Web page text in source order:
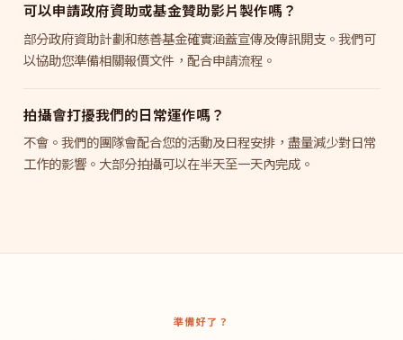
可以申請政府資助或基金贊助影片製作嗎？
部分政府資助計劃和慈善基金確實涵蓋宣傳及傳訊開支。我們可
以協助您準備相關報價文件，配合申請流程。
拍攝會打擾我們的日常運作嗎？
不會。我們的團隊會配合您的活動及日程安排，盡量減少對日常
工作的影響。大部分拍攝可以在半天至一天內完成。
準備好了？